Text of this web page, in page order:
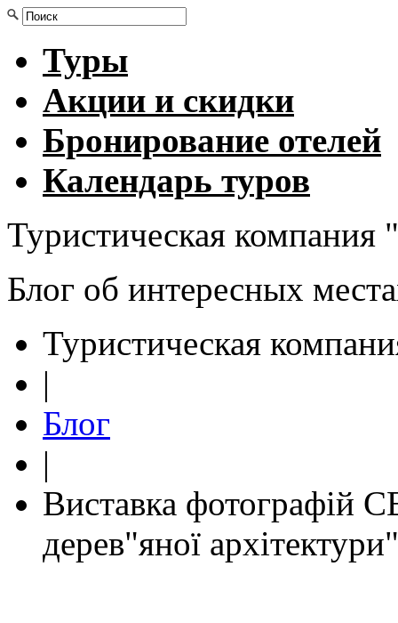
Туры
Акции и скидки
Бронирование отелей
Календарь туров
Туристическая компания
Блог об интересных
Туристическая
|
Блог
|
Виставка
дерев"яної